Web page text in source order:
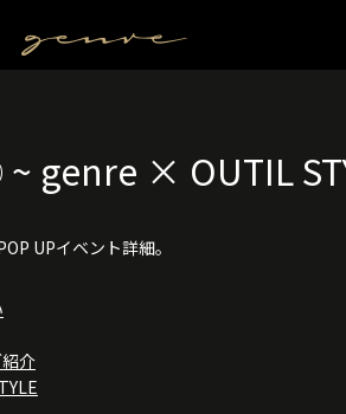
genre × OUTIL
UPイベント詳細。
介